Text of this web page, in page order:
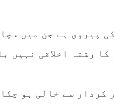
پیروی ہے جن میں
رشتہ اخلاقی نہیں
کردار سے خالی ہو چکا